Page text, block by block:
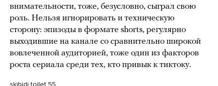
внимательности, тоже, безусловно, сыграл свою
роль. Нельзя игнорировать и техническую
сторону: эпизоды в формате shorts, регулярно
выходившие на канале со сравнительно широкой
вовлеченной аудиторией, тоже один из факторов
роста сериала среди тех, кто привык к тиктоку.
skibidi toilet 55